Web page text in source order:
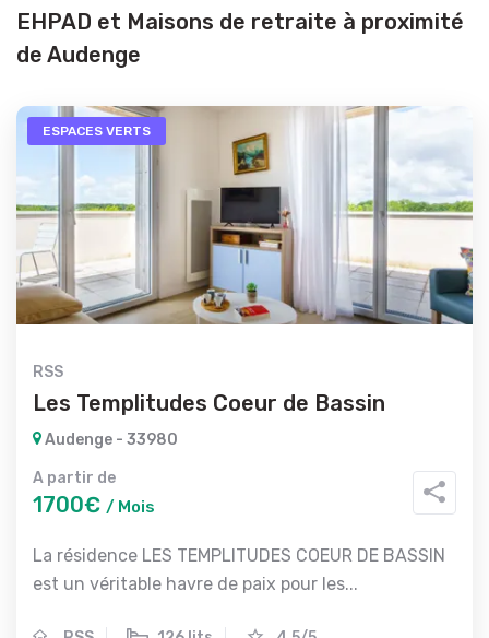
EHPAD et Maisons de retraite à proximité
de Audenge
ESPACES VERTS
RSS
Les Templitudes Coeur de Bassin
Audenge - 33980
A partir de
1700€ / Mois
La résidence LES TEMPLITUDES COEUR DE BASSIN
est un véritable havre de paix pour les...